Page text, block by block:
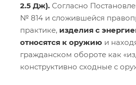
2.5 Дж). Согласно
№ 814 и сложившейся
практике, изделия с
относятся к оружию и
гражданском обороте как
конструктивно сходные с